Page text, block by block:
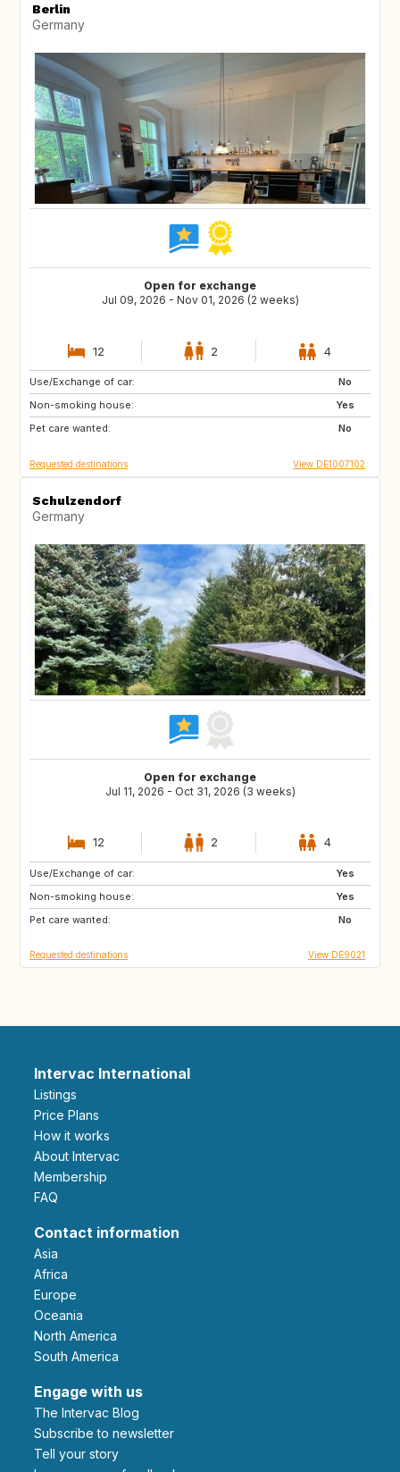
Berlin
Germany
Open for exchange
Jul 09, 2026 - Nov 01, 2026 (2 weeks)
12 2 4
Use/Exchange of car:
No
Non-smoking house:
Yes
Pet care wanted:
No
SE
FR
CH
Requested destinations View DE1007102
Schulzendorf
Germany
Open for exchange
Jul 11, 2026 - Oct 31, 2026 (3 weeks)
12 2 4
Use/Exchange of car:
Yes
Non-smoking house:
Yes
Pet care wanted:
No
IT
ES
FI
Requested destinations View DE9021
Intervac International
Listings
Price Plans
How it works
About Intervac
Membership
FAQ
Contact information
Asia
Africa
Europe
Oceania
North America
South America
Engage with us
The Intervac Blog
Subscribe to newsletter
Tell your story